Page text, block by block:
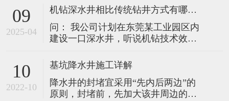
哪些问题？后续应如何维护以保障长
期供水稳定？ 答： 针对东莞地区常见
的地质特点（如上部松散砂层、中部
风化岩、深层裂隙水），结合我司多
一、复杂地层施工的三大
09
2025-04
机钻深水井相比传统钻井方式有哪些核心优势？施工中如何保障成井质量？
问： 我公司计划在东莞某工业园区内
建设一口深水井，听说机钻技术效率
程中如何确保成井质量和用水安全？
答： 机钻深水井技术凭借其高效性、
精准性和适应性，已成为工业及民用
供水领域的首选方案。以下是其核心
10
2022-10
基坑降水井施工详解
降水井的封堵宜采用“先内后两边”的
原则，封堵前，先加大该井周边的降